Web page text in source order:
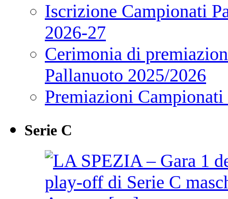
Iscrizione Campionati
2026-27
Cerimonia di
Pallanuoto 2025/2026
Premiazioni
Serie C